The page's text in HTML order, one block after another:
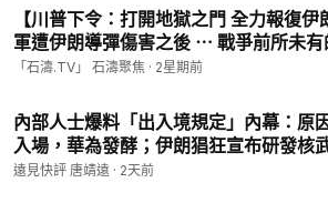
化！
不能使用优惠码的城市
Thousand Oaks, CA
ST. PETERSBURG/TAMPA, FL
UGUSTA, GA
FORT LAUDERDALE, FL
San Juan, PR
【川普下令：打開地獄之門 全力報復
軍遭伊朗導彈傷害之後 ⋯ 戰爭前所未有
（07/18/26）#trump #iran
「石濤.TV」 石濤聚焦 · 2星期前
內部人士爆料「出入境規定」內幕：原
入場，華為發酵；伊朗猖狂宣布研發核
唐靖遠 | 2026.08.05 #中共出境限制 #
遠見快評 唐靖遠 · 2天前